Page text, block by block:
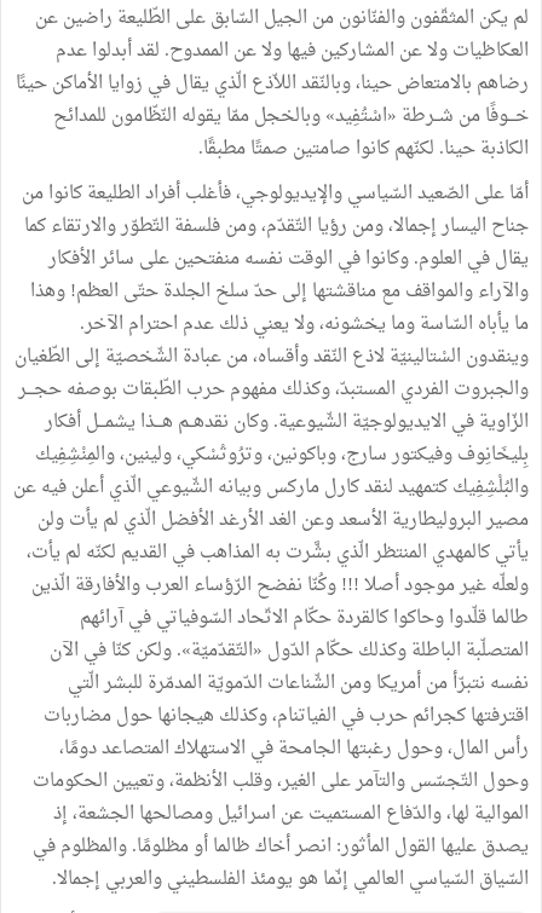
لم يكن المثقّفونوالفنّانونمن الجيل السّابقعلى الطّليعة راضينعن
العكاظياتولاعن المشاركينفيهاولاعن الممدوح. لقدأبدلواعدم
رضاهم بالامتعاضحينا،وبالنّقداللاّذع الّذي يقالفي زوايا الأماكنحينًا
خـــوفًامن شــرطة «اسْتُفِيد»وبالخجلممّا يقوله النّظّامون للمدائح
الكاذبةحينا. لكنّهمكانوا صامتين صمتًامطبقًا.
أمّاعلى الصّعيدالسّياسيوالإيديولوجي،فأغلبأفرادالطليعةكانوامن
جناح اليسارإجمالا،ومن رؤيا التّقدّم،ومنفلسفة التّطوّروالارتقاءكما
يقالفي العلوم.وكانوافي الوقت نفسهمنفتحينعلى سائرالأفكار
والآراءوالمواقفمعمناقشتها إلىحدّسلخ الجلدةحتّى العظم!وهذا
ما يأباه السّاسةوما يخشونه،ولايعنيذلكعدم احترام الآخر.
وينقدون السْتالينيّة لاذع النّقدوأقساه،منعبادة الشّخصيّة إلى الطّغيان
والجبروت الفردي المستبدّ،وكذلكمفهومحرب الطّبقات بوصفهحجـــر
الزّاويةفي الايديولوجيّة الشّيوعية.وكان نقدهــم هـــذا يشمـــلأفكار
بِليخَانِوفوفيكتورسارج،وباكونين،وترُوتْسْكي،ولينين،والمِنْشِفِيك
والبُلْشِفِيككتمهيدلنقدكارلماركسوبيانه الشّيوعي الّذيأعلنفيهعن
مصيرالبروليطارية الأسعدوعن الغدالأرغدالأفضل الّذي لم يأتولن
يأتيكالمهدي المنتظرالّذي بشَّرت به المذاهبفي القديم لكنّه لم يأت،
ولعلّهغيرموجودأصلا!!!وكُنّا نفضح الرّؤساء العربوالأفارقة الّذين
طالماقلّدواوحاكواكالقردةحكّام الاتّحادالسّوفياتيفيآرائهم
المتصلّبة الباطلةوكذلكحكّام الدّول «التّقدّميّة»
.ولكنكنّافي الآن
نفسه نتبرّأمنأمريكاومن الشّناعات الدّمويّة المدمّرة للبشرالّتي
اقترفتهاكجرائمحربفي الفياتنام،وكذلك هيجانهاحولمضاربات
رأس المال،وحول رغبتها الجامحةفي الاستهلاكالمتصاعددومًا،
وحول التّجسّسوالتآمرعلى الغير،وقلب الأنظمة،وتعيين الحكومات
الموالية لها،والدّفاع المستميتعن اسرائيلومصالحها الجشعة،إذ
يصدقعليها القول المأثور: انصرأخاكظالماأومظلومًا.والمظلومفي
السّياق السّياسي العالمي إنّما هويومئذالفلسطينيوالعربي إجمالا.